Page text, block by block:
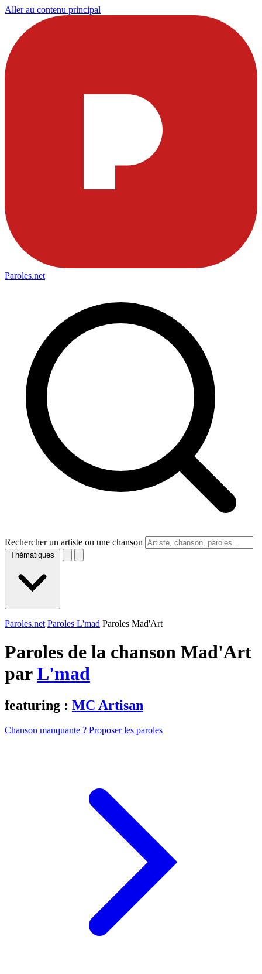
Aller au contenu principal
Paroles.net
Rechercher un artiste ou une chanson
Thématiques
Paroles.net Paroles L'mad Paroles Mad'Art
Paroles de la chanson Mad'Art
parL'mad
featuring : MC Artisan
Chanson manquante ? Proposer les paroles